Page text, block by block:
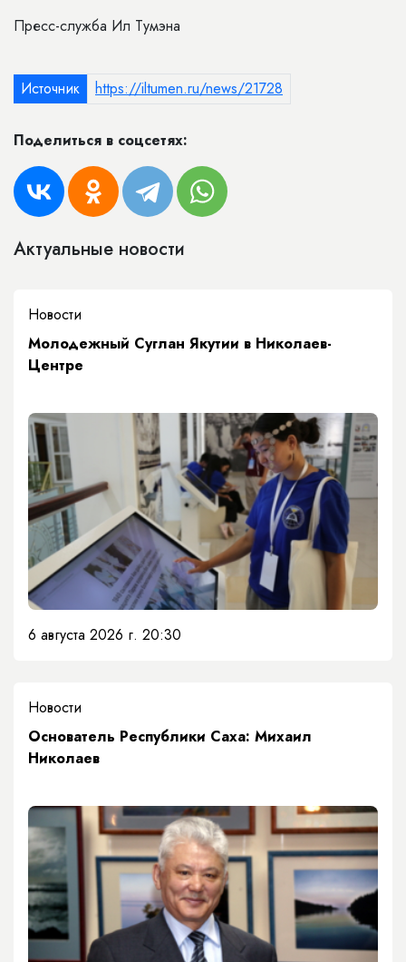
Пресс-служба Ил Тумэна
Источник https://iltumen.ru/news/21728
Поделиться в соцсетях:
Актуальные новости
Новости
Молодежный Суглан Якутии в Николаев-
Центре
6 августа 2026 г. 20:30
Новости
Основатель Республики Саха: Михаил
Николаев